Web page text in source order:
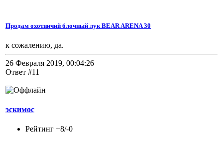
Продам охотничий блочный лук BEAR ARENA 30
к сожалению, да.
26 Февраля 2019, 00:04:26
Ответ #11
эскимос
Рейтинг +8/-0